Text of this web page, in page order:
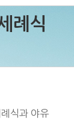
례식
식과 야유